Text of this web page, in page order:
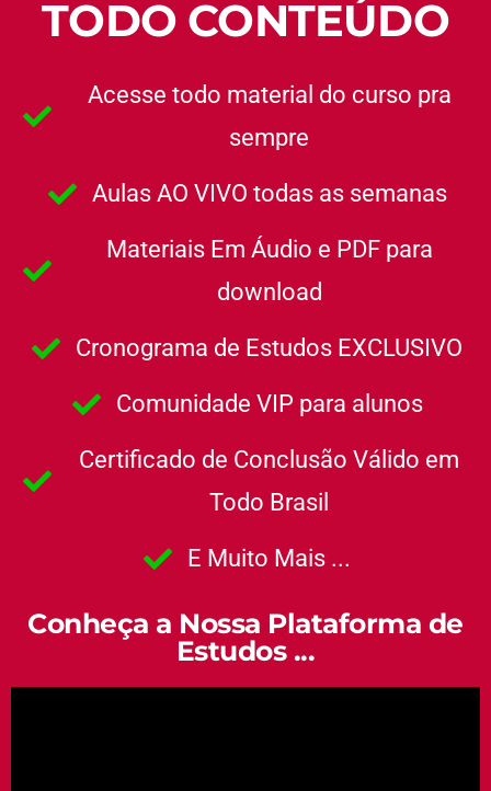
TODO CONTEÚDO
Acesse todo material do curso pra
sempre
Aulas AO VIVO todas as semanas
Materiais Em Áudio e PDF para
download
Cronograma de Estudos EXCLUSIVO
Comunidade VIP para alunos
Certificado de Conclusão Válido em
Todo Brasil
E Muito Mais ...
Conheça a Nossa Plataforma de
Estudos ...